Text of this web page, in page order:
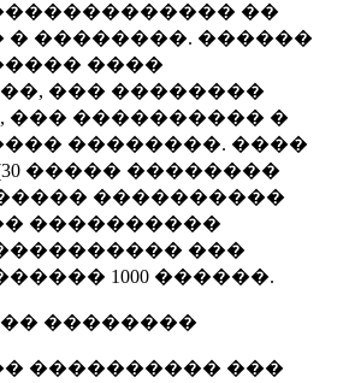
��
� ��������. ������
����
��� ��������
��� ���������� �
��������. ����
30 ����� ��������
����������
����������
���
1000 ������.
��������
���������� ���